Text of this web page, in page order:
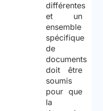
différentes
et un
ensemble
spécifique
de
documents
doit être
soumis
pour que
la